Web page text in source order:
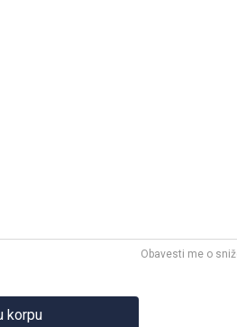
Obavesti me o
korpu